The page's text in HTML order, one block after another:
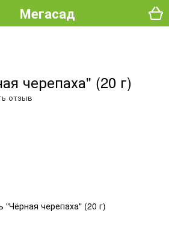
Мегасад
черепаха" (20 г)
отзыв